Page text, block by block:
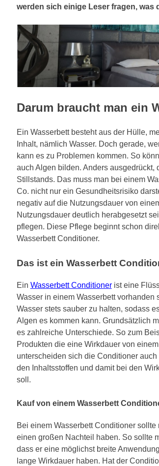
werden sich einige Leser fragen, was
Darum braucht man ein
Ein Wasserbett besteht aus der Hülle,
Inhalt, nämlich Wasser. Doch gerade,
kann es zu Problemen kommen. So
auch Algen bilden. Anders ausgedrückt,
Stillstands. Das muss man bei einem
Co. nicht nur ein Gesundheitsrisiko
negativ auf die Nutzungsdauer von
Nutzungsdauer deutlich herabgesetzt
pflegen. Diese Pflege beginnt schon
Wasserbett Conditioner.
Das ist ein Wasserbett
Ein Wasserbett Conditionerist eine
Wasser in einem Wasserbett
Wasser stets sauber zu halten, sodass
Algen es kommen kann. Grundsätzlich
es zahlreiche Unterschiede. So zum
Produkten die eine Wirkdauer von
unterscheiden sich die Conditioner
den Inhaltsstoffen und damit bei den
soll.
Kauf von einem Wasserbett
Bei einem Wasserbett Conditioner
einen großen Nachteil haben. So sollte
dass er eine möglichst breite
lange Wirkdauer haben. Hat der